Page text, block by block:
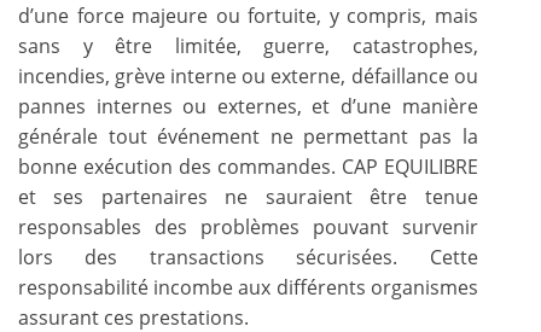
d’une force majeure ou fortuite, y compris, mais
sans y être limitée, guerre, catastrophes,
incendies, grève interne ou externe, défaillance ou
pannes internes ou externes, et d’une manière
générale tout événement ne permettant pas la
bonne exécution des commandes. CAP EQUILIBRE
et ses partenaires ne sauraient être tenue
responsables des problèmes pouvant survenir
lors des transactions sécurisées. Cette
responsabilité incombe aux différents organismes
assurant ces prestations.